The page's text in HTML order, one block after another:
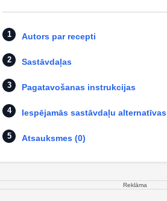
Autors par recepti
Sastāvdaļas
Pagatavošanas instrukcijas
Iespējamās sastāvdaļu alternatīvas
Atsauksmes (0)
Reklāma